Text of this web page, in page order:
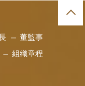
董監事
組織章程